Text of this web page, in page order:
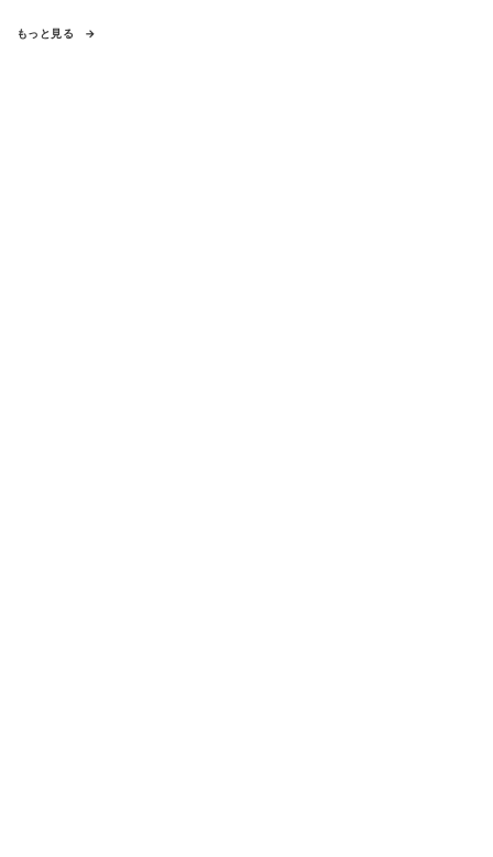
もっと見る